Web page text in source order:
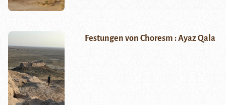
Festungen von Choresm : Ayaz Qala